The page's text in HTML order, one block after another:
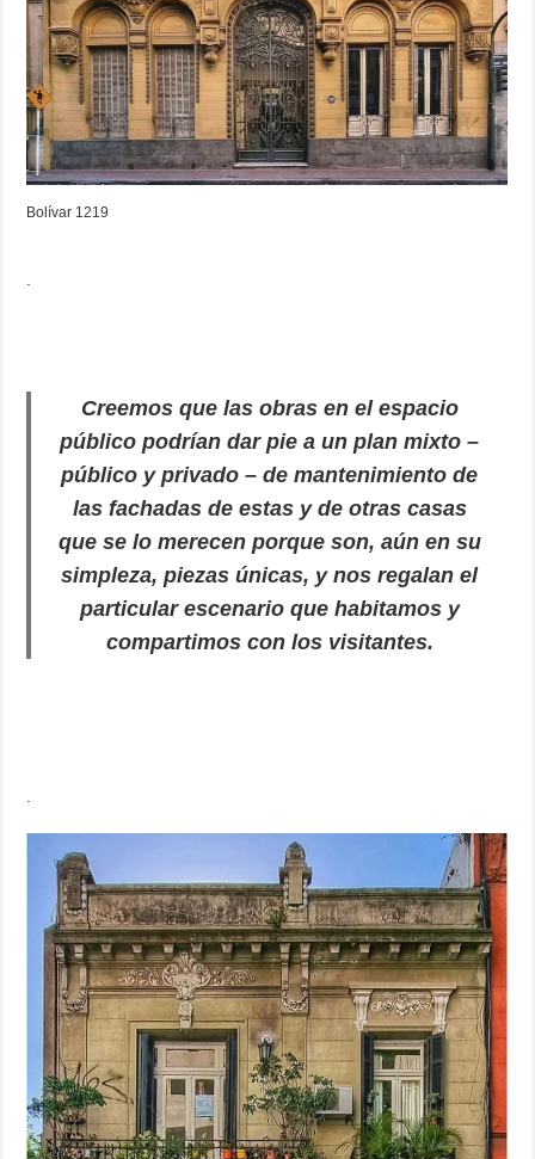
Bolívar 1219
Creemos que las obras en el espacio
público podrían dar pie aun plan mixto –
público y privado – de mantenimiento de
las fachadas de estas y de otras casas
que se lo merecen porque son, aún en su
simpleza, piezas únicas, y nos regalan el
particular escenario que habitamos y
compartimos con los visitantes.